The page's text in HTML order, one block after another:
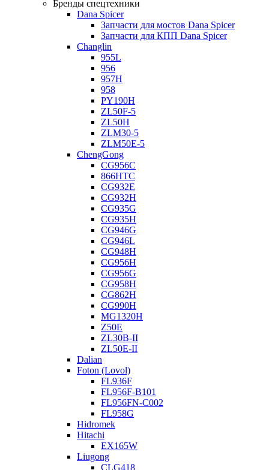
Бренды спецтехники
Dana Spicer
Запчасти для мостов Dana Spicer
Запчасти для КПП Dana Spicer
Changlin
955L
956
957H
958
PY190H
ZL50F-5
ZL50H
ZLM30-5
ZLM50E-5
ChengGong
CG956C
866HTC
CG932E
CG932H
CG935G
CG935H
CG946G
CG946L
CG948H
CG956H
CG956G
CG958H
CG862H
CG990H
MG1320H
Z50E
ZL30B-II
ZL50E-II
Dalian
Foton (Lovol)
FL936F
FL956F-B101
FL956FN-C002
FL958G
Hidromek
Hitachi
EX165W
Liugong
CLG418